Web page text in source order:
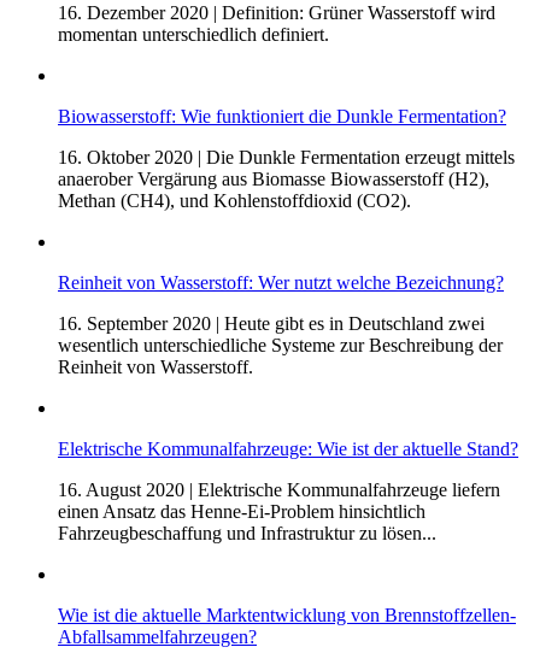
16. Dezember 2020 | Definition: Grüner Wasserstoff wird
momentan unterschiedlich definiert.
Biowasserstoff: Wie funktioniert die Dunkle Fermentation?
16. Oktober 2020 | Die Dunkle Fermentation erzeugt mittels
anaerober Vergärung aus Biomasse Biowasserstoff (H2),
Methan (CH4), und Kohlenstoffdioxid (CO2).
Reinheit von Wasserstoff: Wer nutzt welche Bezeichnung?
16. September 2020 | Heute gibt es in Deutschland zwei
wesentlich unterschiedliche Systeme zur Beschreibung der
Reinheit von Wasserstoff.
Elektrische Kommunalfahrzeuge: Wie ist der aktuelle Stand?
16. August 2020 | Elektrische Kommunalfahrzeuge liefern
einen Ansatz das Henne-Ei-Problem hinsichtlich
Fahrzeugbeschaffung und Infrastruktur zu lösen...
Wie ist die aktuelle Marktentwicklung von Brennstoffzellen-
Abfallsammelfahrzeugen?